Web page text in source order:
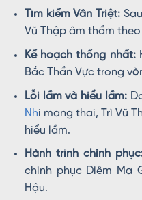
Tìm kiếm Vân Triệt:
Vũ Thập âm thầm
Kế hoạch thống nhất:
Bắc Thần Vực trong
Lỗi lầm và hiểu lầm:
Nhi mang thai, Trì Vũ
hiểu lầm.
Hành trình chinh
chinh phục Diêm Ma
Hậu.